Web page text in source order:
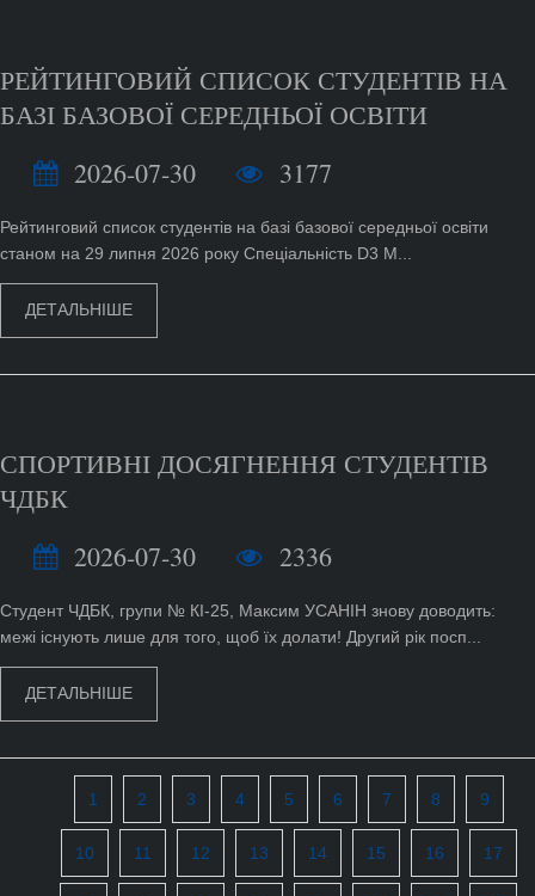
РЕЙТИНГОВИЙ СПИСОК СТУДЕНТІВ НА
БАЗІ БАЗОВОЇ СЕРЕДНЬОЇ ОСВІТИ
2026-07-30
3177
Рейтинговий список студентів на базі базової середньої освіти
станом на 29 липня 2026 року Спеціальність D3 М...
ДЕТАЛЬНІШЕ
СПОРТИВНІ ДОСЯГНЕННЯ СТУДЕНТІВ
ЧДБК
2026-07-30
2336
Студент ЧДБК, групи № КІ-25, Максим УСАНІН знову доводить:
межі існують лише для того, щоб їх долати! Другий рік посп...
ДЕТАЛЬНІШЕ
1 2 3 4 5 6 7 8 9
10 11 12 13 14 15 16 17